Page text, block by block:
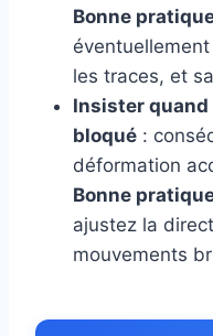
Bonne
les traces, et
Insister quand
bloqué :
déformation
Bonne
ajustez la
mouvements